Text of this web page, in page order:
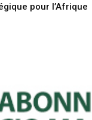
pour l’Afrique